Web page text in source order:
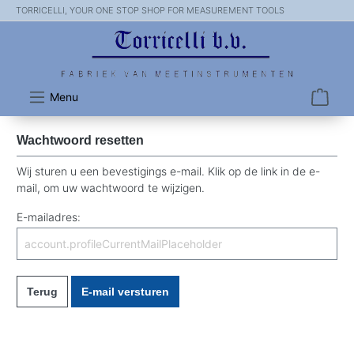
TORRICELLI, YOUR ONE STOP SHOP FOR MEASUREMENT TOOLS
Menu
Wachtwoord resetten
Wij sturen u een bevestigings e-mail. Klik op de link in de e-
mail, om uw wachtwoord te wijzigen.
E-mailadres:
Terug E-mail versturen